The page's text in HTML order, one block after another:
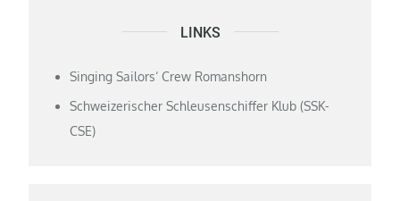
LINKS
Singing Sailors‘ Crew Romanshorn
Schweizerischer Schleusenschiffer Klub (SSK-
CSE)